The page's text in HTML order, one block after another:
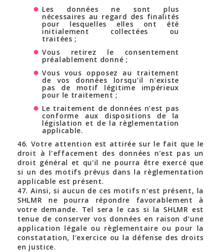
Les données ne sont plus
nécessaires au regard des finalités
pour lesquelles elles ont été
initialement collectées ou
traitées ;
Vous retirez le consentement
préalablement donné ;
Vous vous opposez au traitement
de vos données lorsqu’il n’existe
pas de motif légitime impérieux
pour le traitement ;
Le traitement de données n’est pas
conforme aux dispositions de la
législation et de la règlementation
applicable.
46. Votre attention est attirée sur le fait que le
droit à l’effacement des données n’est pas un
droit général et qu’il ne pourra être exercé que
si un des motifs prévus dans la règlementation
applicable est présent.
47. Ainsi, si aucun de ces motifs n’est présent, la
SHLMR ne pourra répondre favorablement à
votre demande. Tel sera le cas si la SHLMR est
tenue de conserver vos données en raison d’une
application légale ou règlementaire ou pour la
constatation, l’exercice ou la défense des droits
en justice.